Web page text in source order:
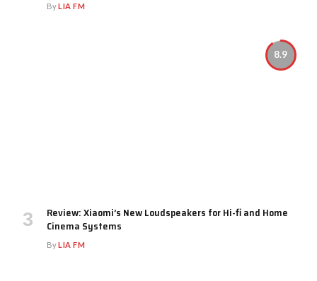
ByLIA FM
8.9
Review: Xiaomi’s New Loudspeakers for Hi-fi and Home
Cinema Systems
ByLIA FM